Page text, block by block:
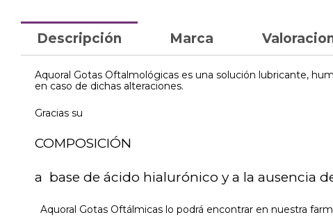
Descripción Marca
Aquoral Gotas Oftalmológicas es una solución lubricante,
en caso de dichas alteraciones.
Gracias su
COMPOSICIÓN
a base de ácido hialurónico y a la ausencia
Aquoral Gotas Oftálmicas lo podrá encontrar en nuestra